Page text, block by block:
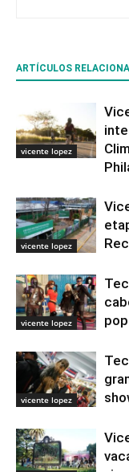
ARTÍCULOS
vicente lopez
vicente lopez
vicente lopez
vicente lopez